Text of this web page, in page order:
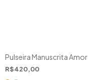
Pulseira Manuscrita Amor
R$420,00